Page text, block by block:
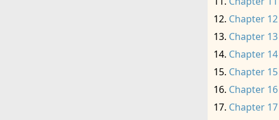
Chapter 12
Chapter 13
Chapter 14
Chapter 15
Chapter 16
Chapter 17